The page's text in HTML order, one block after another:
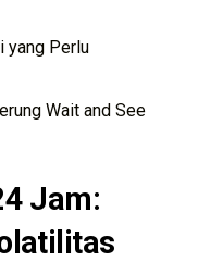
yang Perlu
Wait and See
Jam: